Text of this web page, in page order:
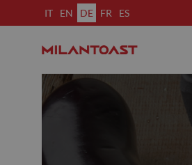
IT EN DE FR ES